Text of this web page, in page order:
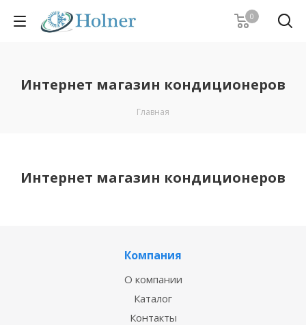
0
Интернет магазин кондиционеров
Главная
Интернет магазин кондиционеров
Компания
О компании
Каталог
Контакты